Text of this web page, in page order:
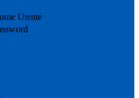
Utente